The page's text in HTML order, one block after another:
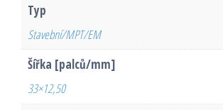
Typ
Stavební/MPT/EM
Šířka [palců/mm]
33×12,50